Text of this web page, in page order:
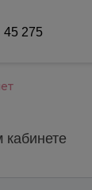
45 275
кабинете